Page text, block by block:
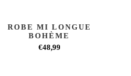
ROBE MI LONGUE
BOHÈME
€48,99